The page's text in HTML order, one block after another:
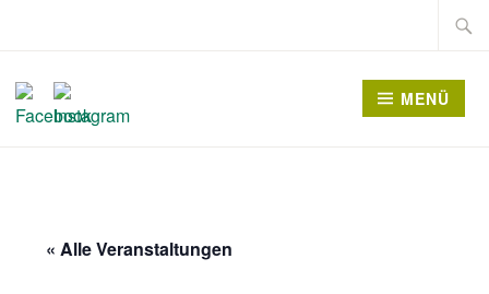
springen
Suche
MENÜ
« Alle Veranstaltungen